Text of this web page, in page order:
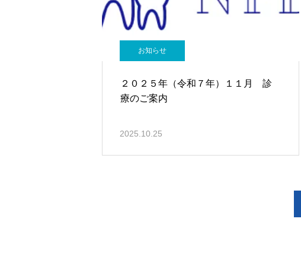
お知らせ
２０２５年（令和７年）１１月 診
療のご案内
2025.10.25